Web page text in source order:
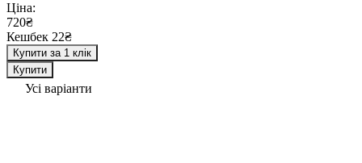
Ціна:
720₴
Кешбек 22₴
Купити за 1 клік
Купити
Усі варіанти